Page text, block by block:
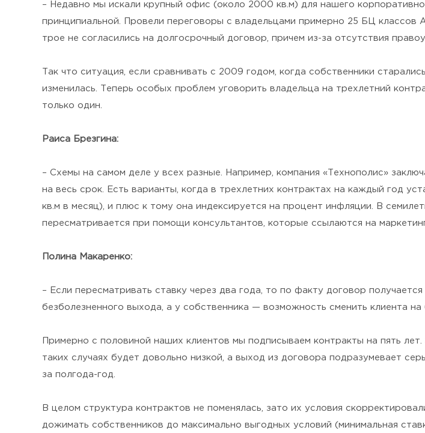
– Недавно мы искали крупный офис (около 2000 кв.м) для нашего
принципиальной. Провели переговоры с владельцами примерно 25 БЦ
трое не согласились на долгосрочный договор, причем из-за отсутствия
Так что ситуация, если сравнивать с 2009 годом, когда собственники
изменилась. Теперь особых проблем уговорить владельца на трехлетний
только один.
Раиса Брезгина:
– Схемы на самом деле у всех разные. Например, компания «Технополис»
на весь срок. Есть варианты, когда в трехлетних контрактах на каждый год
кв.м в месяц), и плюс к тому она индексируется на процент инфляции. В
пересматривается при помощи консультантов, которые ссылаются на
Полина Макаренко:
– Если пересматривать ставку через два года, то по факту договор
безболезненного выхода, а у собственника — возможность сменить клиента на
Примерно с половиной наших клиентов мы подписываем контракты на пять
таких случаях будет довольно низкой, а выход из договора подразумевает
за полгода-год.
В целом структура контрактов не поменялась, зато их условия
дожимать собственников до максимально выгодных условий (минимальная